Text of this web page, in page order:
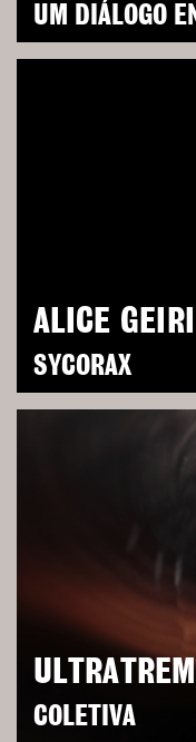
UM DIÁLOGO
ALICE
SYCORAX
COLETIVA